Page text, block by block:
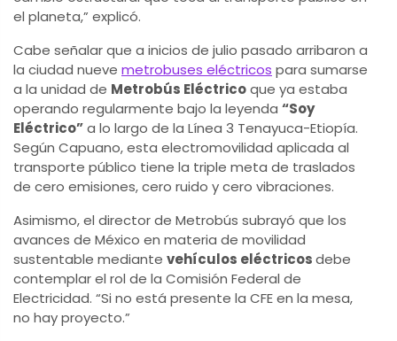
el planeta,” explicó.
Cabe señalar que a inicios de julio pasado arribaron a
la ciudad nueve metrobuses eléctricos para sumarse
a la unidad de Metrobús Eléctricoque ya estaba
operando regularmente bajo la leyenda “Soy
Eléctrico”a lo largo de la Línea 3 Tenayuca-Etiopía.
Según Capuano, esta electromovilidad aplicada al
transporte público tiene la triple meta de traslados
de cero emisiones, cero ruido y cero vibraciones.
Asimismo, el director de Metrobús subrayó que los
avances de México en materia de movilidad
sustentable mediante vehículos eléctricosdebe
contemplar el rol de la Comisión Federal de
Electricidad. “Si no está presente la CFE en la mesa,
no hay proyecto.”